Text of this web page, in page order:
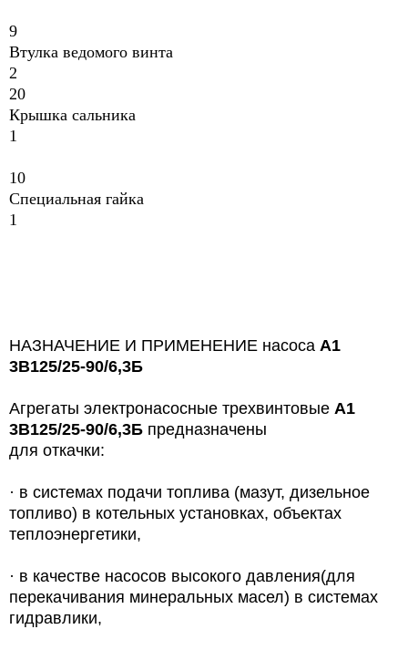
9
Втулка ведомого винта
2
20
Крышка сальника
1
10
Специальная гайка
1
НАЗНАЧЕНИЕ И ПРИМЕНЕНИЕ насоса А1
3В125/25-90/6,3Б
Агрегаты электронасосные трехвинтовые А1
3В125/25-90/6,3Б предназначены
для откачки:
· в системах подачи топлива (мазут, дизельное
топливо) в котельных установках, объектах
теплоэнергетики,
· в качестве насосов высокого давления(для
перекачивания минеральных масел) в системах
гидравлики,